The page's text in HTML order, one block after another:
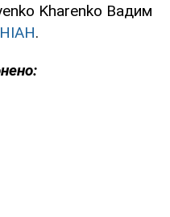
Kharenko Вадим
.